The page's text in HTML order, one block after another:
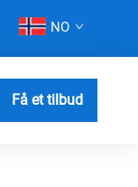
NO
Få et tilbud